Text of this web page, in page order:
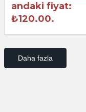
andaki fiyat:
₺120.00.
Daha fazla